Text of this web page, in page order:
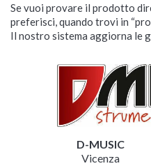
Se vuoi provare il prodotto
preferisci, quando trovi in
Il nostro sistema aggiorna le
D-MUSIC
Vicenza